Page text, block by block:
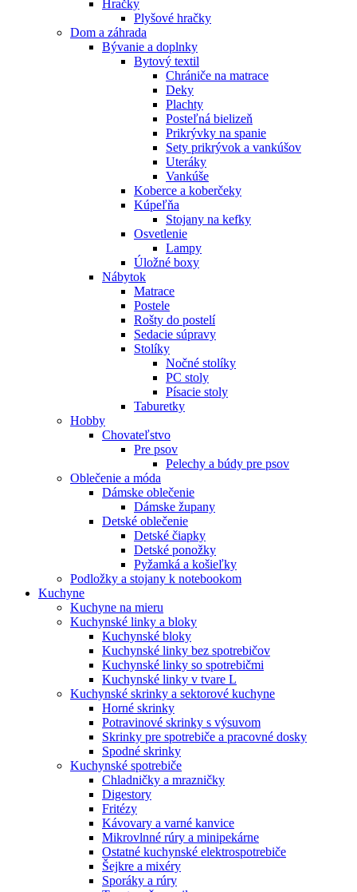
Hračky
Plyšové hračky
Dom a záhrada
Bývanie a doplnky
Bytový textil
Chrániče na matrace
Deky
Plachty
Posteľná bielizeň
Prikrývky na spanie
Sety prikrývok a vankúšov
Uteráky
Vankúše
Koberce a koberčeky
Kúpeľňa
Stojany na kefky
Osvetlenie
Lampy
Úložné boxy
Nábytok
Matrace
Postele
Rošty do postelí
Sedacie súpravy
Stolíky
Nočné stolíky
PC stoly
Písacie stoly
Taburetky
Hobby
Chovateľstvo
Pre psov
Pelechy a búdy pre psov
Oblečenie a móda
Dámske oblečenie
Dámske župany
Detské oblečenie
Detské čiapky
Detské ponožky
Pyžamká a košieľky
Podložky a stojany k notebookom
Kuchyne
Kuchyne na mieru
Kuchynské linky a bloky
Kuchynské bloky
Kuchynské linky bez spotrebičov
Kuchynské linky so spotrebičmi
Kuchynské linky v tvare L
Kuchynské skrinky a sektorové kuchyne
Horné skrinky
Potravinové skrinky s výsuvom
Skrinky pre spotrebiče a pracovné dosky
Spodné skrinky
Kuchynské spotrebiče
Chladničky a mrazničky
Digestory
Fritézy
Kávovary a varné kanvice
Mikrovlnné rúry a minipekárne
Ostatné kuchynské elektrospotrebiče
Šejkre a mixéry
Sporáky a rúry